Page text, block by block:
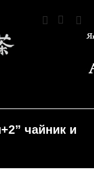
чайник и